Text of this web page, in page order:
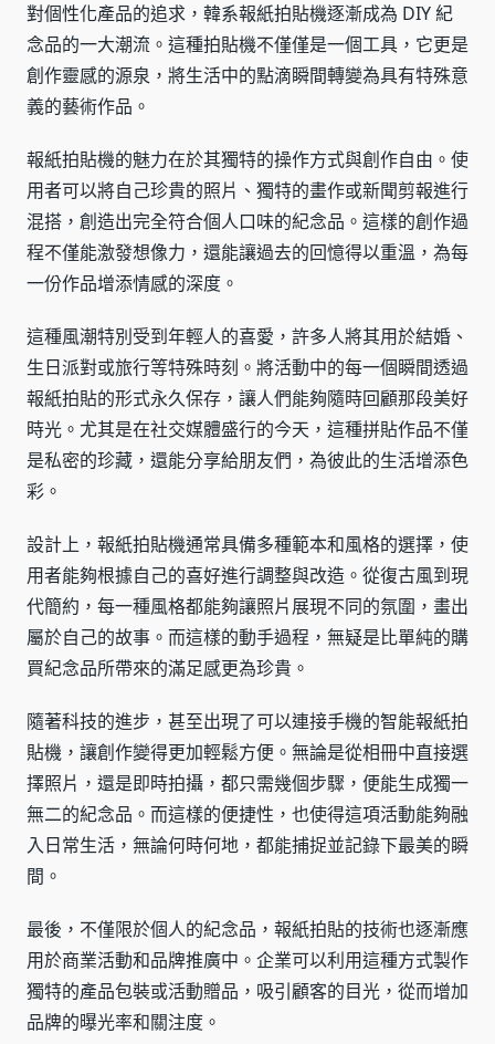
對個性化產品的追求，韓系報紙拍貼機逐漸成為 DIY 紀
念品的一大潮流。這種拍貼機不僅僅是一個工具，它更是
創作靈感的源泉，將生活中的點滴瞬間轉變為具有特殊意
義的藝術作品。
報紙拍貼機的魅力在於其獨特的操作方式與創作自由。使
用者可以將自己珍貴的照片、獨特的畫作或新聞剪報進行
混搭，創造出完全符合個人口味的紀念品。這樣的創作過
程不僅能激發想像力，還能讓過去的回憶得以重溫，為每
一份作品增添情感的深度。
這種風潮特別受到年輕人的喜愛，許多人將其用於結婚、
生日派對或旅行等特殊時刻。將活動中的每一個瞬間透過
報紙拍貼的形式永久保存，讓人們能夠隨時回顧那段美好
時光。尤其是在社交媒體盛行的今天，這種拼貼作品不僅
是私密的珍藏，還能分享給朋友們，為彼此的生活增添色
彩。
設計上，報紙拍貼機通常具備多種範本和風格的選擇，使
用者能夠根據自己的喜好進行調整與改造。從復古風到現
代簡約，每一種風格都能夠讓照片展現不同的氛圍，畫出
屬於自己的故事。而這樣的動手過程，無疑是比單純的購
買紀念品所帶來的滿足感更為珍貴。
隨著科技的進步，甚至出現了可以連接手機的智能報紙拍
貼機，讓創作變得更加輕鬆方便。無論是從相冊中直接選
擇照片，還是即時拍攝，都只需幾個步驟，便能生成獨一
無二的紀念品。而這樣的便捷性，也使得這項活動能夠融
入日常生活，無論何時何地，都能捕捉並記錄下最美的瞬
間。
最後，不僅限於個人的紀念品，報紙拍貼的技術也逐漸應
用於商業活動和品牌推廣中。企業可以利用這種方式製作
獨特的產品包裝或活動贈品，吸引顧客的目光，從而增加
品牌的曝光率和關注度。